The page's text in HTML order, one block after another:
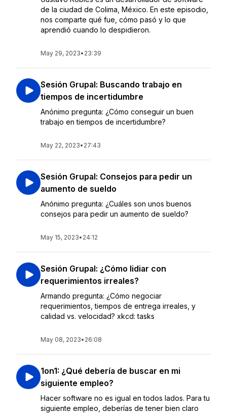
de la ciudad de Colima, México. En este episodio,
nos comparte qué fue, cómo pasó y lo que
aprendió cuando lo despidieron.
May 29, 2023• 23:39
Sesión Grupal: Buscando trabajo en
tiempos de incertidumbre
Anónimo pregunta: ¿Cómo conseguir un buen
trabajo en tiempos de incertidumbre?
May 22, 2023• 27:43
Sesión Grupal: Consejos para pedir un
aumento de sueldo
Anónimo pregunta: ¿Cuáles son unos buenos
consejos para pedir un aumento de sueldo?
May 15, 2023• 24:12
Sesión Grupal: ¿Cómo lidiar con
requerimientos irreales?
Armando pregunta: ¿Cómo negociar
requerimientos, tiempos de entrega irreales, y
calidad vs. velocidad? xkcd: tasks
May 08, 2023• 26:08
1on1: ¿Qué debería de buscar en mi
siguiente empleo?
Hacer software no es igual en todos lados. Para tu
siguiente empleo, deberías de tener bien claro